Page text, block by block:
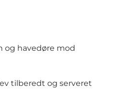
og havedøre mod
tilberedt og serveret